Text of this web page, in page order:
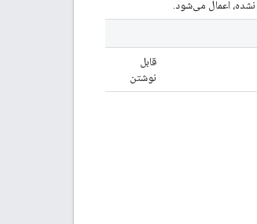
اعمال می‌شود.
قابل
نوشتن